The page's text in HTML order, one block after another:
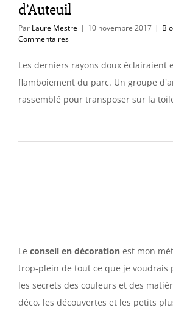
d’Auteuil
Par Laure Mestre | 10 novembre 2017 |
Commentaires
Les derniers rayons doux éclairaient
flamboiement du parc. Un groupe
rassemblé pour transposer sur la
Le conseil en décoration est mon
trop-plein de tout ce que je voudrais
les secrets des couleurs et des
déco, les découvertes et les petits